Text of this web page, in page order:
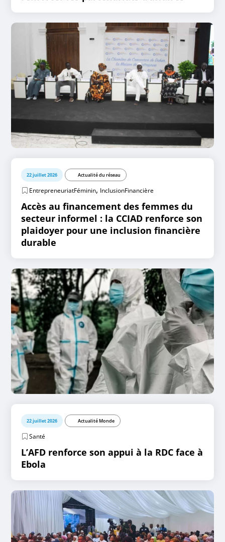
22 juillet 2026 Actualité du réseau
EntrepreneuriatFéminin, InclusionFinancière
Accès au financement des femmes du
secteur informel : la CCIAD renforce son
plaidoyer pour une inclusion financière
durable
22 juillet 2026 Actualité Monde
Santé
L’AFD renforce son appui à la RDC face à
Ebola